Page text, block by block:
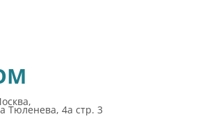
Тюленева, 4а стр. 3